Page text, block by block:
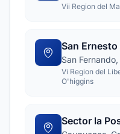
Vii Region del
San
San
Vi Region del
O'higgins
Sector la